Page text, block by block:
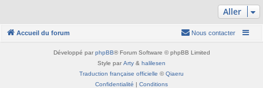
Aller
Accueil du forum Nous contacter
Développé par phpBB® Forum Software © phpBB Limited
Style par Arty & halilesen
Traduction française officielle ©Qiaeru
Confidentialité | Conditions